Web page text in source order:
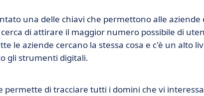
una delle chiavi che permettono alle aziende
di attirare il maggior numero possibile di
le aziende cercano la stessa cosa e c'è un alto
gli strumenti digitali.
permette di tracciare tutti i domini che vi